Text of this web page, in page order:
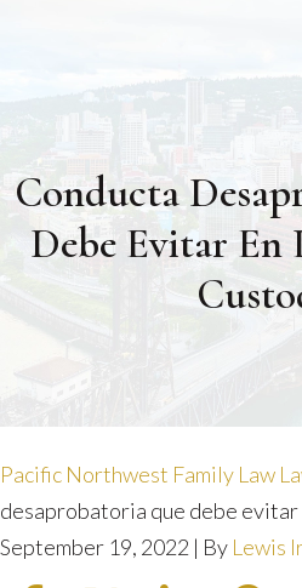
Conducta
Debe Evitar En
Pacific Northwest Family Law
desaprobatoria que debe evitar
September 19, 2022 | By Lewis